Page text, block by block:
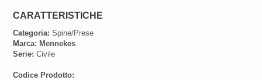
CARATTERISTICHE
Categoria: Spine/Prese
Marca: Mennekes
Serie: Civile
Codice Prodotto: